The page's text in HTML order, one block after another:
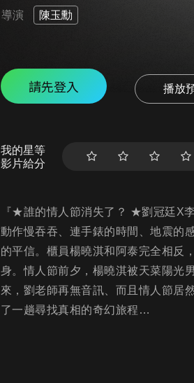
導演 陳玉勳
請先登入 播放
我的星等
影片給分
『★誰的情人節消失了？ ★劉冠廷X
動作慢吞吞、連手錶的時間、地震的
的平信。櫃員楊曉淇和阿泰完全相反
身。情人節前夕，楊曉淇被天菜陽光
來，劉老師再無音訊、而且情人節居
了一趟尋找真相的奇幻旅程…